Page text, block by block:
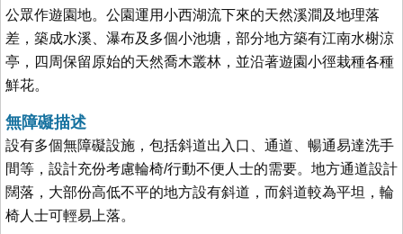
公眾作遊園地。公園運用小西湖流下來的天然溪澗及地理落
差，築成水溪、瀑布及多個小池塘，部分地方築有江南水榭涼
亭，四周保留原始的天然喬木叢林，並沿著遊園小徑栽種各種
鮮花。
無障礙描述
設有多個無障礙設施，包括斜道出入口、通道、暢通易達洗手
間等，設計充份考慮輪椅/行動不便人士的需要。地方通道設計
闊落，大部份高低不平的地方設有斜道，而斜道較為平坦，輪
椅人士可輕易上落。